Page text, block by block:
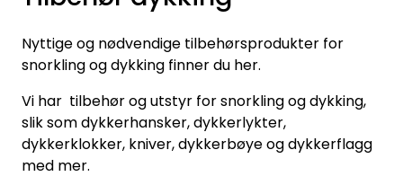
Nyttige og nødvendige tilbehørsprodukter for
snorkling og dykking finner du her.
Vi har tilbehør og utstyr for snorkling og dykking,
slik som dykkerhansker, dykkerlykter,
dykkerklokker, kniver, dykkerbøye og dykkerflagg
med mer.
Komfort
VVS